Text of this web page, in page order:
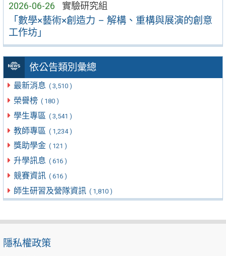
2026-06-26 實驗研究組
「數學×藝術×創造力 – 解構、重構與展演的創意
工作坊」
依公告類別彙總
最新消息 ( 3,510 )
榮譽榜 ( 180 )
學生專區 ( 3,541 )
教師專區 ( 1,234 )
獎助學金 ( 121 )
升學訊息 ( 616 )
競賽資訊 ( 616 )
師生研習及營隊資訊 ( 1,810 )
隱私權政策